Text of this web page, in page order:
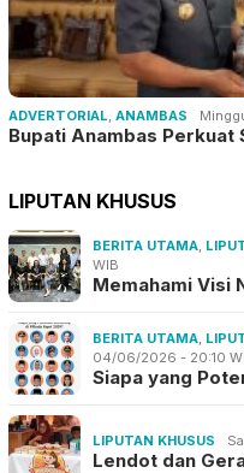
ADVERTORIAL, ANAMBAS
Bupati Anambas
LIPUTAN KHUSUS
BERITA UTAMA,
WIB
Memahami Visi
BERITA UTAMA,
04/06/2026 - 20:10
Siapa yang
LIPUTAN KHUSUS
Lendot dan